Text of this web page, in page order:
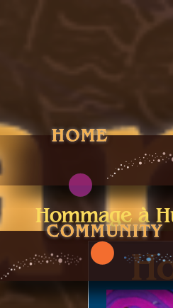
Hommage à